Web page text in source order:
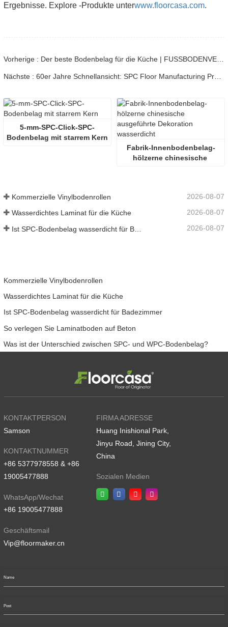
Ergebnisse. Explore -Produkte unterwww.floorcasa.com.
5-mm-SPC-Click-SPC-
Bodenbelag mit starrem Kern
Fabrik-Innenbodenbelag-
hölzerne chinesische
Kommerzielle Vinylbodenrollen 2026-08-07
Wasserdichtes Laminat für die Küche 2026-08-07
2026-08-07
Kommerzielle Vinylbodenrollen
Wasserdichtes Laminat für die Küche
Ist SPC-Bodenbelag wasserdicht für Badezimmer
So verlegen Sie Laminatboden auf Beton
Was ist der Unterschied zwischen SPC- und WPC-Bodenbelag?
KONTAKTPERSON
Samson
KONTAKTNUMMER
+86 5377978558 & +86
19005477888
WhatsApp/Wechat
+86 19005477888
Geschäftsmail
Vip@floormaker.cn
FIRMA ADRESSE
Huang Inishional Park,
Jinyu Road, Jining City,
China
Sozialen Medien